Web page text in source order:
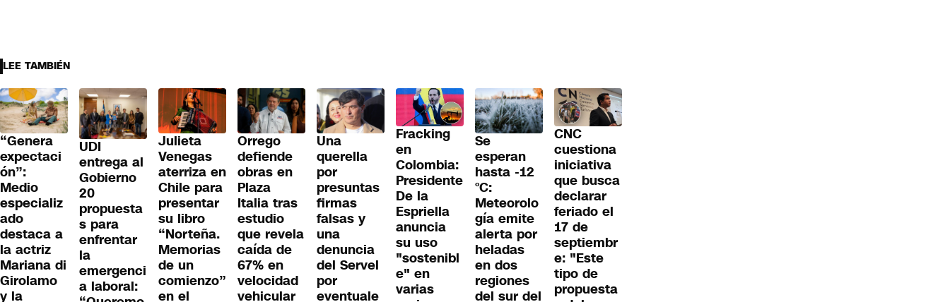
LEE TAMBIÉN
“Genera
expectaci
ón”:
Medio
especializ
ado
destaca a
la actriz
Mariana di
Girolamo
y la
UDI
entrega al
Gobierno
20
propuesta
s para
enfrentar
la
emergenci
a laboral:
Julieta
Venegas
aterriza en
Chile para
presentar
su libro
“Norteña.
Memorias
de un
comienzo”
en el
Orrego
defiende
obras en
Plaza
Italia tras
estudio
que revela
caída de
67% en
velocidad
vehicular
Una
querella
por
presuntas
firmas
falsas y
una
denuncia
del Servel
por
eventuale
Fracking
en
Colombia:
Presidente
De la
Espriella
anuncia
su uso
"sostenibl
e" en
varias
Se
esperan
hasta -12
°C:
Meteorolo
gía emite
alerta por
heladas
en dos
regiones
del sur del
CNC
cuestiona
iniciativa
que busca
declarar
feriado el
17 de
septiembr
e: "Este
tipo de
propuesta